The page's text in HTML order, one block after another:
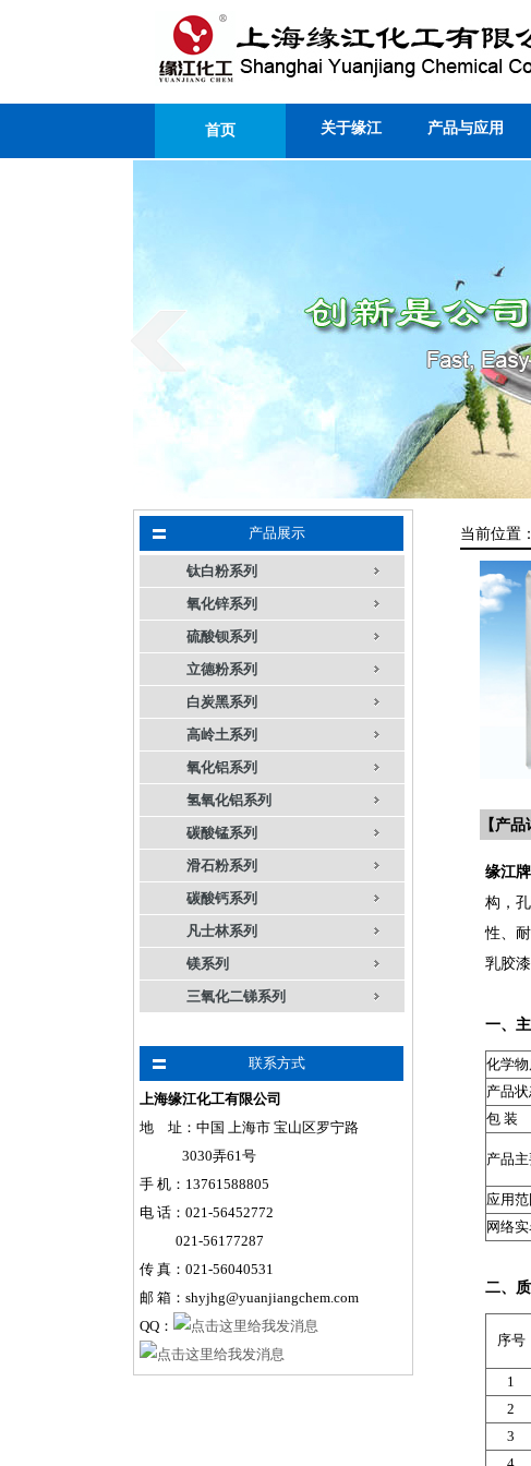
首页 关于缘江 产品与应用
产品展示
钛白粉系列
氧化锌系列
硫酸钡系列
立德粉系列
白炭黑系列
高岭土系列
氧化铝系列
氢氧化铝系列
碳酸锰系列
滑石粉系列
碳酸钙系列
凡士林系列
镁系列
三氧化二锑系列
联系方式
上海缘江化工有限公司
地 址：中国 上海市 宝山区罗宁路
3030弄61号
手 机 ： 13761588805
电 话：021-56452772
021-56177287
传 真：021-56040531
邮 箱：shyjhg@yuanjiangchem.com
QQ：
当前位置：
【产品
缘江
构，
性、
乳胶
一、
化学
产品
包 装
产品
应用范
网络实
二、
序号
1
2
3